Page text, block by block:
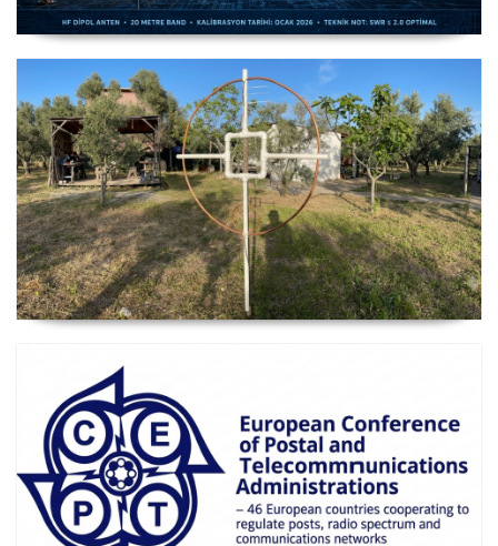
Antenlerde Band Genişliği SWR Hesaplama Formülü -
Manyetik Lup Anten (Magnetic Loop Antenna)